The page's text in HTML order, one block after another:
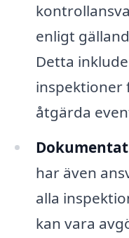
enligt
Detta
inspektioner
åtgärda
har även
alla
kan vara